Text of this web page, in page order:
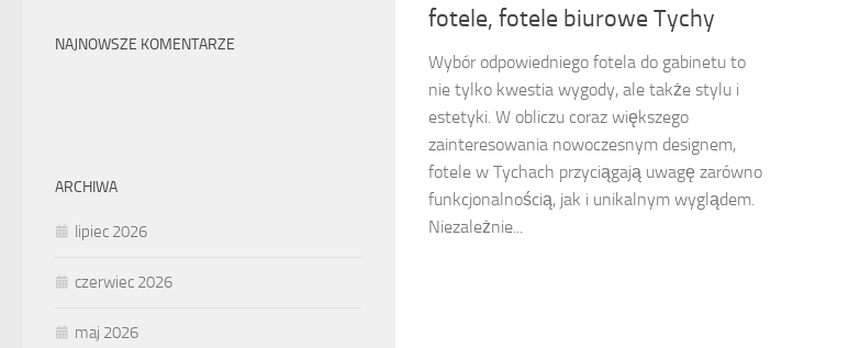
fotele, fotele biurowe Tychy
Wybór odpowiedniego fotela do gabinetu to
nie tylko kwestia wygody, ale także stylu i
estetyki. W obliczu coraz większego
zainteresowania nowoczesnym designem,
fotele w Tychach przyciągają uwagę zarówno
funkcjonalnością, jak i unikalnym wyglądem.
Niezależnie...
NAJNOWSZE KOMENTARZE
ARCHIWA
lipiec 2026
czerwiec 2026
maj 2026